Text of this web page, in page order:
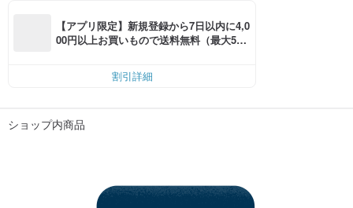
【アプリ限定】新規登録から7日以内に4,0
00円以上お買いもので送料無料（最大500
割引詳細
ショップ内商品